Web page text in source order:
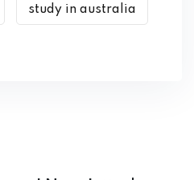
study in australia